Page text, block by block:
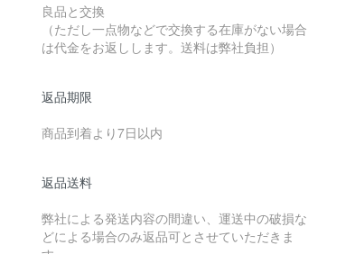
良品と交換
（ただし一点物などで交換する在庫がない場合
は代金をお返しします。送料は弊社負担）
返品期限
商品到着より7日以内
返品送料
弊社による発送内容の間違い、運送中の破損な
どによる場合のみ返品可とさせていただきま